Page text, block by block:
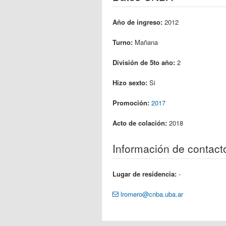
Año de ingreso: 2012
Turno: Mañana
División de 5to año: 2
Hizo sexto: Si
Promoción: 2017
Acto de colación: 2018
Información de
Lugar de residencia: -
lromero@cnba.uba.ar